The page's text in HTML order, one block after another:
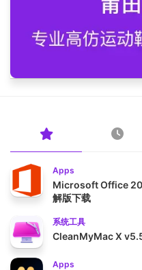
Apps
Microsoft Office
解版下载
系统工具
CleanMyMac X
Apps